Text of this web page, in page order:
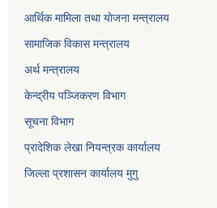
आर्थिक मामिला तथा याेजना मन्त्रालय
सामाजिक विकास मन्त्रालय
अर्थ मन्त्रालय
केन्द्रीय पञ्जिकरण विभाग
सूचना विभाग
प्रादेशिक लेखा नियन्त्रक कार्यालय
जिल्ला प्रशासन कार्यालय मुगु